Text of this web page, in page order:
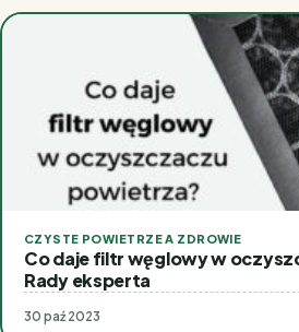
CZYSTE POWIETRZE A ZDROWIE
Co daje filtr węglowy w
Rady eksperta
30 paź 2023